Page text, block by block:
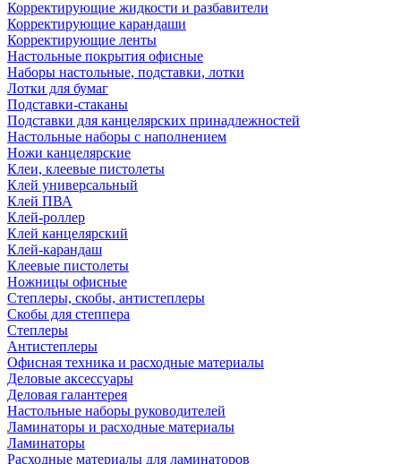
Корректирующие жидкости и разбавители
Корректирующие карандаши
Корректирующие ленты
Настольные покрытия офисные
Наборы настольные, подставки, лотки
Лотки для бумаг
Подставки-стаканы
Подставки для канцелярских принадлежностей
Настольные наборы с наполнением
Ножи канцелярские
Клеи, клеевые пистолеты
Клей универсальный
Клей ПВА
Клей-роллер
Клей канцелярский
Клей-карандаш
Клеевые пистолеты
Ножницы офисные
Степлеры, скобы, антистеплеры
Скобы для степпера
Степлеры
Антистеплеры
Офисная техника и расходные материалы
Деловые аксессуары
Деловая галантерея
Настольные наборы руководителей
Ламинаторы и расходные материалы
Ламинаторы
Расходные материалы для ламинаторов